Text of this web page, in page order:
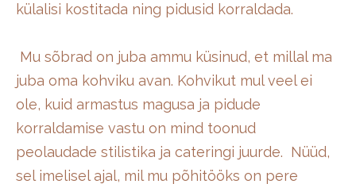
külalisi kostitada ning pidusid korraldada.
Mu sõbrad on juba ammu küsinud, et millal ma
juba oma kohviku avan. Kohvikut mul veel ei
ole, kuid armastus magusa ja pidude
korraldamise vastu on mind toonud
peolaudade stilistika ja cateringi juurde. Nüüd,
sel imelisel ajal, mil mu põhitööks on pere